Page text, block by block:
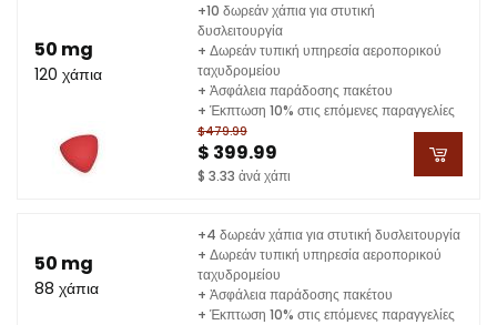
50 mg
120 χάπια
$479.99
$ 399.99
$ 3.33 ἀνά χάπι
+10 δωρεάν χάπια για στυτική
δυσλειτουργία
+ Δωρεάν τυπική υπηρεσία αεροπορικού
ταχυδρομείου
+ Ἀσφάλεια παράδοσης πακέτου
+ Έκπτωση 10% στις επόμενες παραγγελίες
50 mg
88 χάπια
+4 δωρεάν χάπια για στυτική δυσλειτουργία
+ Δωρεάν τυπική υπηρεσία αεροπορικού
ταχυδρομείου
+ Ἀσφάλεια παράδοσης πακέτου
+ Έκπτωση 10% στις επόμενες παραγγελίες